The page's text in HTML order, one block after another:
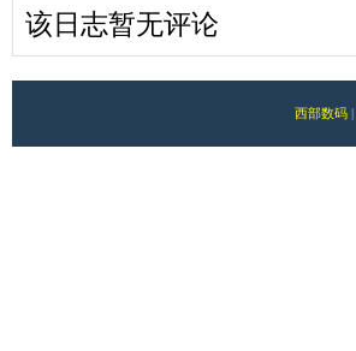
该日志暂无评论
西部数码|